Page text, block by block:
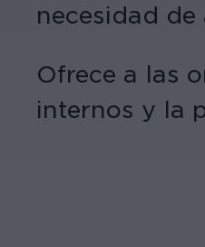
necesidad
Ofrece a las
internos y la